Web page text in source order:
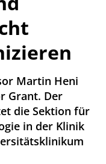
Martin Heni
Grant. Der
die Sektion für
in der Klinik